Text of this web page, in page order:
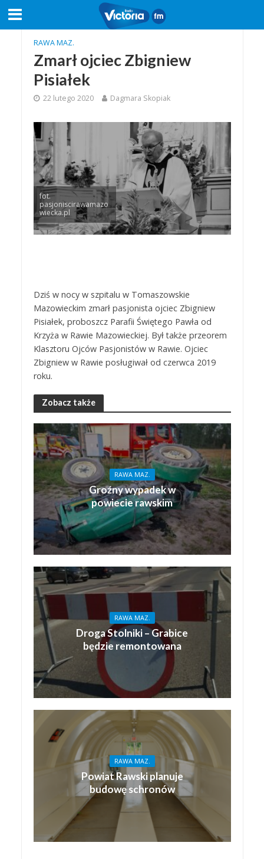
RAWA MAZ.
Zmarł ojciec Zbigniew
Pisiałek
22 lutego 2020 Dagmara Skopiak
fot.
pasjoniscirawamazo
wiecka.pl
Dziś w nocy w szpitalu w Tomaszowskie
Mazowieckim zmarł pasjonista ojciec Zbigniew
Pisiałek, proboszcz Parafii Świętego Pawła od
Krzyża w Rawie Mazowieckiej. Był także przeorem
Klasztoru Ojców Pasjonistów w Rawie. Ojciec
Zbigniew w Rawie posługiwał od czerwca 2019
roku.
Zobacz także
RAWA MAZ.
Groźny wypadek w
powiecie rawskim
RAWA MAZ.
Droga Stolniki – Grabice
będzie remontowana
RAWA MAZ.
Powiat Rawski planuje
budowę schronów